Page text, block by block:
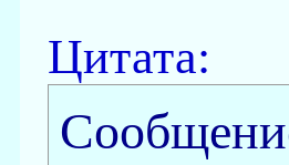
Цитата: